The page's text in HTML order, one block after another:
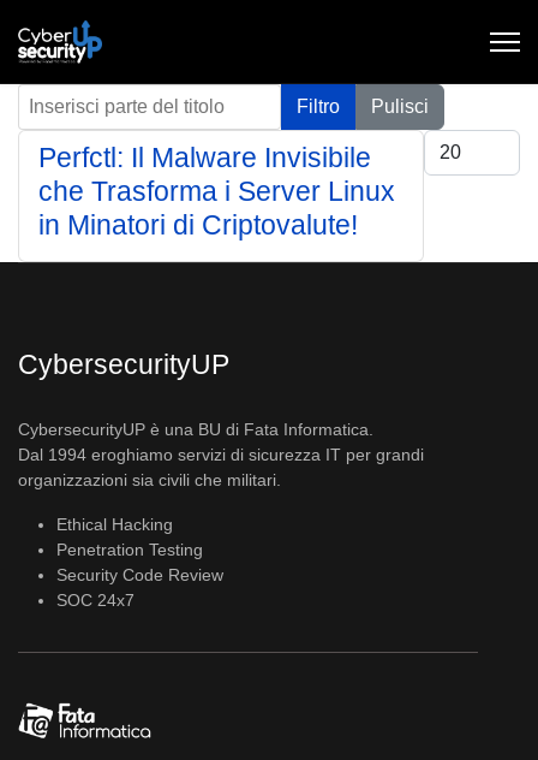
Inserisci parte del titolo Filtro
Pulisci
Visualizza #
Perfctl: Il Malware Invisibile
che Trasforma i Server Linux
in Minatori di Criptovalute!
CybersecurityUP
CybersecurityUP è una BU di Fata Informatica.
Dal 1994 eroghiamo servizi di sicurezza IT per grandi
organizzazioni sia civili che militari.
Ethical Hacking
Penetration Testing
Security Code Review
SOC 24x7